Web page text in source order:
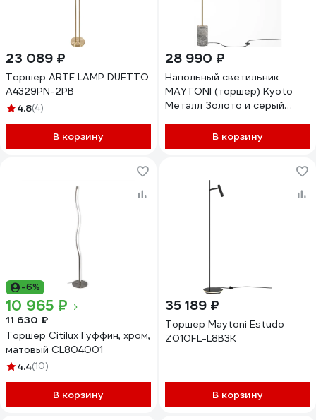
23 089 ₽
Торшер ARTE LAMP DUETTO
A4329PN-2PB
4.8(4)
В корзину
28 990 ₽
Напольный светильник
MAYTONI (торшер) Kyoto
Металл Золото и серый
В корзину
-6%
10 965 ₽
11 630 ₽
Торшер Citilux Гуффин, хром,
матовый CL804001
4.4(10)
В корзину
35 189 ₽
Торшер Maytoni Estudo
Z010FL-L8B3K
В корзину